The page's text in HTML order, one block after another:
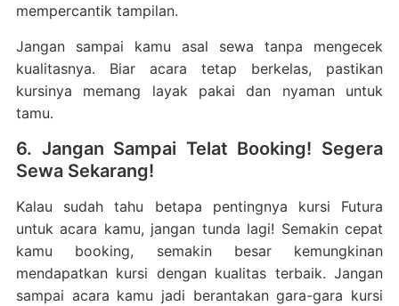
mempercantik tampilan.
Jangan sampai kamu asal sewa tanpa mengecek
kualitasnya. Biar acara tetap berkelas, pastikan
kursinya memang layak pakai dan nyaman untuk
tamu.
6. Jangan Sampai Telat Booking! Segera
Sewa Sekarang!
Kalau sudah tahu betapa pentingnya kursi Futura
untuk acara kamu, jangan tunda lagi! Semakin cepat
kamu booking, semakin besar kemungkinan
mendapatkan kursi dengan kualitas terbaik. Jangan
sampai acara kamu jadi berantakan gara-gara kursi